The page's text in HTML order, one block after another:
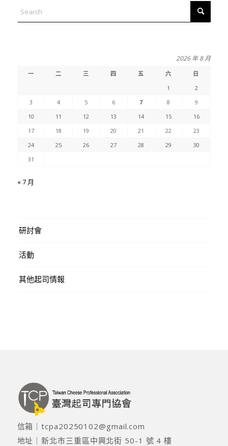
2026 年 8 月
一 二 三 四 五 六
日
1
2
3
4 5 6 7 8
9
10
11 12 13 14 15
16
17
18 19 20 21 22
23
24
25 26 27 28 29
30
31
« 7 月
研討會
活動
其他起司情報
信箱｜tcpa20250102@gmail.com
地址｜新北市三重區中興北街 50-1 號 4 樓